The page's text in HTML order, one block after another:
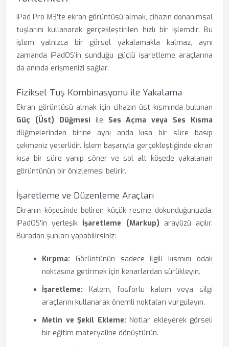
iPad Pro M3'te ekran görüntüsü almak, cihazın donanımsal
tuşlarını kullanarak gerçekleştirilen hızlı bir işlemdir. Bu
işlem yalnızca bir görsel yakalamakla kalmaz, aynı
zamanda iPadOS'in sunduğu güçlü işaretleme araçlarına
da anında erişmenizi sağlar.
Fiziksel Tuş Kombinasyonu ile Yakalama
Ekran görüntüsü almak için cihazın üst kısmında bulunan
Güç (Üst) Düğmesi ile Ses Açma veya Ses Kısma
düğmelerinden birine aynı anda kısa bir süre basıp
çekmeniz yeterlidir. İşlem başarıyla gerçekleştiğinde ekran
kısa bir süre yanıp söner ve sol alt köşede yakalanan
görüntünün bir önizlemesi belirir.
İşaretleme ve Düzenleme Araçları
Ekranın köşesinde beliren küçük resme dokunduğunuzda,
iPadOS'in yerleşik İşaretleme (Markup) arayüzü açılır.
Buradan şunları yapabilirsiniz:
Kırpma: Görüntünün sadece ilgili kısmını odak
noktasına getirmek için kenarlardan sürükleyin.
İşaretleme: Kalem, fosforlu kalem veya silgi
araçlarını kullanarak önemli noktaları vurgulayın.
Metin ve Şekil Ekleme: Notlar ekleyerek görseli
bir eğitim materyaline dönüştürün.